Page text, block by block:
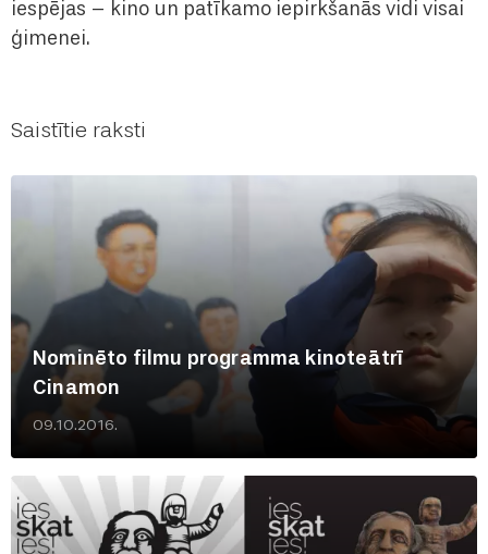
iespējas – kino un patīkamo iepirkšanās vidi visai
ģimenei.
Saistītie raksti
Nominēto filmu programma kinoteātrī
Cinamon
09.10.2016.